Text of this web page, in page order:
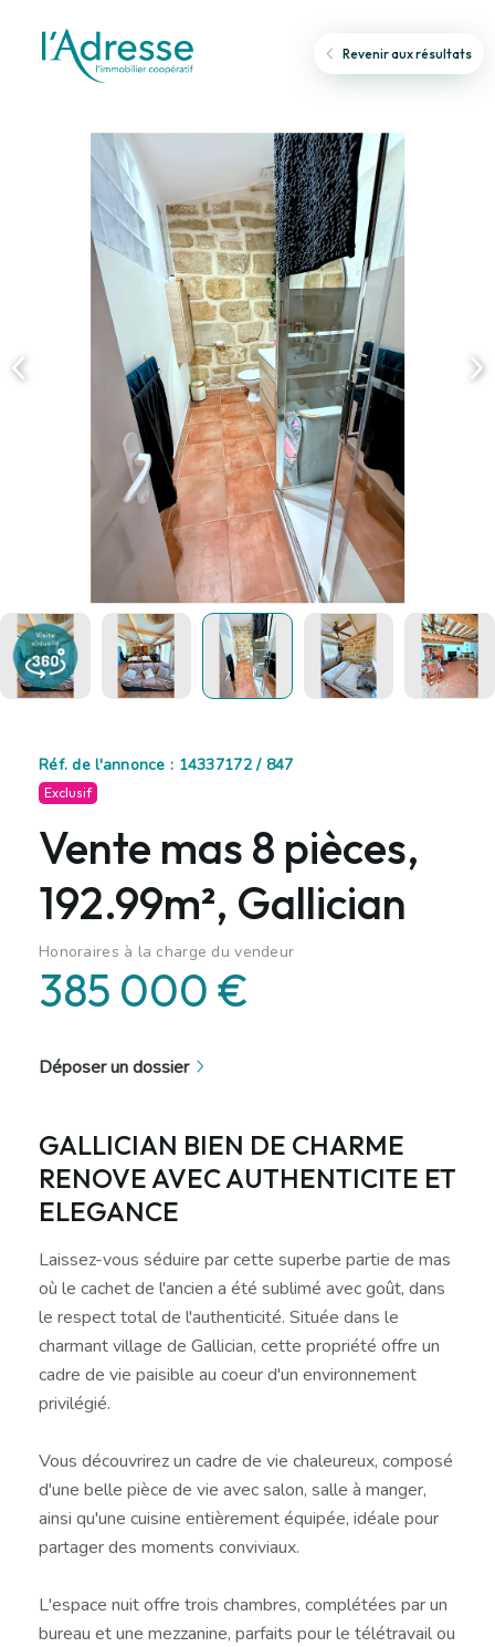
Revenir aux résultats
Réf. de l'annonce : 14337172 / 847
Exclusif
Vente mas 8 pièces,
192.99m², Gallician
Honoraires à la charge du vendeur
385 000 €
Déposer un dossier
GALLICIAN BIEN DE CHARME
RENOVE AVEC AUTHENTICITE ET
ELEGANCE
Laissez-vous séduire par cette superbe partie de mas
où le cachet de l'ancien a été sublimé avec goût, dans
le respect total de l'authenticité. Située dans le
charmant village de Gallician, cette propriété offre un
cadre de vie paisible au coeur d'un environnement
privilégié.
Vous découvrirez un cadre de vie chaleureux, composé
d'une belle pièce de vie avec salon, salle à manger,
ainsi qu'une cuisine entièrement équipée, idéale pour
partager des moments conviviaux.
L'espace nuit offre trois chambres, complétées par un
bureau et une mezzanine, parfaits pour le télétravail ou